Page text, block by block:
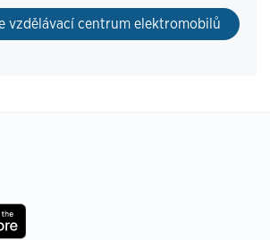
vzdělávací centrum elektromobilů